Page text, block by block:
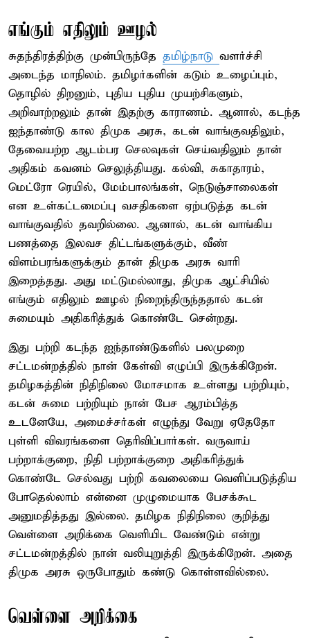
எங்கும் எதிலும் ஊழல்
சுதந்திரத்திற்கு முன்பிருந்தே தமிழ்நாடு வளர்ச்சி
அடைந்த மாநிலம். தமிழர்களின் கடும் உழைப்பும்,
தொழில் திறனும், புதிய புதிய முயற்சிகளும்,
அறிவாற்றலும் தான் இதற்கு காராணம். ஆனால், கடந்த
ஐந்தாண்டு கால திமுக அரசு, கடன் வாங்குவதிலும்,
தேவையற்ற ஆடம்பர செலவுகள் செய்வதிலும் தான்
அதிகம் கவனம் செலுத்தியது. கல்வி, சுகாதாரம்,
மெட்ரோ ரெயில், மேம்பாலங்கள், நெடுஞ்சாலைகள்
என உள்கட்டமைப்பு வசதிகளை ஏற்படுத்த கடன்
வாங்குவதில் தவறில்லை. ஆனால், கடன் வாங்கிய
பணத்தை இலவச திட்டங்களுக்கும், வீண்
விளம்பரங்களுக்கும் தான் திமுக அரசு வாரி
இறைத்தது. அது மட்டுமல்லாது, திமுக ஆட்சியில்
எங்கும் எதிலும் ஊழல் நிறைந்திருந்ததால் கடன்
சுமையும் அதிகரித்துக் கொண்டே சென்றது.
இது பற்றி கடந்த ஐந்தாண்டுகளில் பலமுறை
சட்டமன்றத்தில் நான் கேள்வி எழுப்பி இருக்கிறேன்.
தமிழகத்தின் நிதிநிலை மோசமாக உள்ளது பற்றியும்,
கடன் சுமை பற்றியும் நான் பேச ஆரம்பித்த
உடனேயே, அமைச்சர்கள் எழுந்து வேறு ஏதேதோ
புள்ளி விவரங்களை தெரிவிப்பார்கள். வருவாய்
பற்றாக்குறை, நிதி பற்றாக்குறை அதிகரித்துக்
கொண்டே செல்வது பற்றி கவலையை வெளிப்படுத்திய
போதெல்லாம் என்னை முழுமையாக பேசக்கூட
அனுமதித்தது இல்லை. தமிழக நிதிநிலை குறித்து
வெள்ளை அறிக்கை வெளியிட வேண்டும் என்று
சட்டமன்றத்தில் நான் வலியுறுத்தி இருக்கிறேன். அதை
திமுக அரசு ஒருபோதும் கண்டு கொள்ளவில்லை.
வெள்ளை அறிக்கை